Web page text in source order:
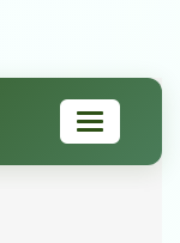
Toggle
navigation